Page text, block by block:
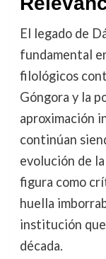
El legado de
fundamental
filológicos
Góngora y la
aproximación
continúan
evolución de
figura como
huella
institución
década.